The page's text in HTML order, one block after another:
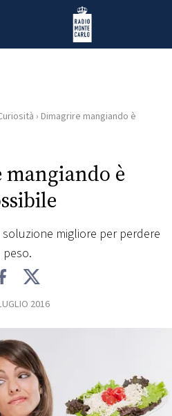
Radio Monte Carlo
› Dimagrire mangiando è
è
migliore per perdere
peso.
2016